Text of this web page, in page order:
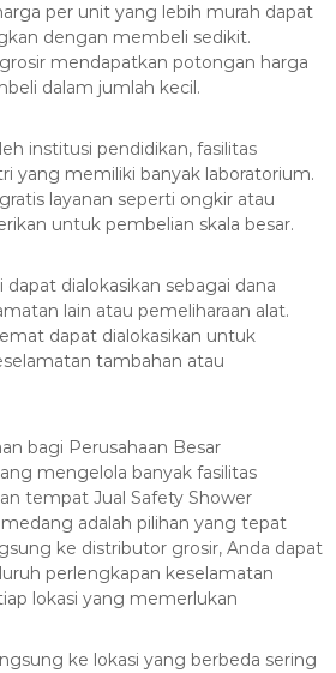
per unit yang lebih murah dapat
dengan membeli sedikit.
mendapatkan potongan harga
dalam jumlah kecil.
institusi pendidikan, fasilitas
yang memiliki banyak laboratorium.
layanan seperti ongkir atau
untuk pembelian skala besar.
dialokasikan sebagai dana
lain atau pemeliharaan alat.
dapat dialokasikan untuk
tambahan atau
bagi Perusahaan Besar
mengelola banyak fasilitas
tempat Jual Safety Shower
adalah pilihan yang tepat
ke distributor grosir, Anda dapat
perlengkapan keselamatan
lokasi yang memerlukan
ke lokasi yang berbeda sering